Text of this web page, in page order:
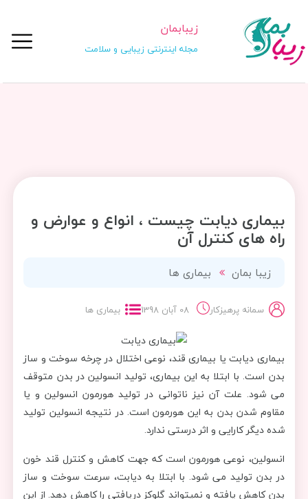
زیبابمان
مجله اینترنتی زیبایی و سلامت
بیماری دیابت چیست ، انواع و عوارض و
راه های کنترل آن
زیبا بمان بیماری ها
سمانه پرهیزکار 08 آبان 1398 بیماری ها
بیماری دیابت یا بیماری قند، نوعی اختلال در چرخه سوخت و ساز
بدن است. با ابتلا به این بیماری، تولید انسولین در بدن متوقف
می شود. علت آن نیز ناتوانی در تولید هورمون انسولین و یا
مقاوم شدن بدن به این هورمون است. در نتیجه انسولین تولید
شده دیگر کارایی و اثر درستی ندارد.
انسولین، نوعی هورمون است که جهت کاهش و کنترل قند خون
در بدن تولید می شود. با ابتلا به دیابت، سرعت سوخت و ساز
بدن کاهش یافته و نمیتواند گلوکز دریافتی را کاهش دهد. از این